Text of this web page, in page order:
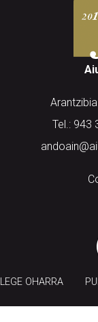
Tel.: 943
LEGE OHARRA